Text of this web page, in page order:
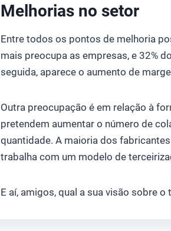
Melhorias no setor
Entre todos os pontos de melhoria
mais preocupa as empresas, e 32%
seguida, aparece o aumento de
Outra preocupação é em relação à
pretendem aumentar o número de
quantidade. A maioria dos
trabalha com um modelo de
E aí, amigos, qual a sua visão sobre